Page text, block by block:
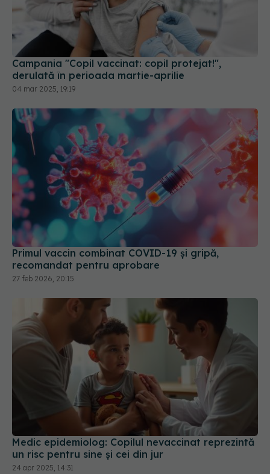
Campania "Copil vaccinat: copil protejat!",
derulată în perioada martie-aprilie
04 mar 2025, 19:19
Primul vaccin combinat COVID-19 și gripă,
recomandat pentru aprobare
27 feb 2026, 20:15
Medic epidemiolog: Copilul nevaccinat reprezintă
un risc pentru sine şi cei din jur